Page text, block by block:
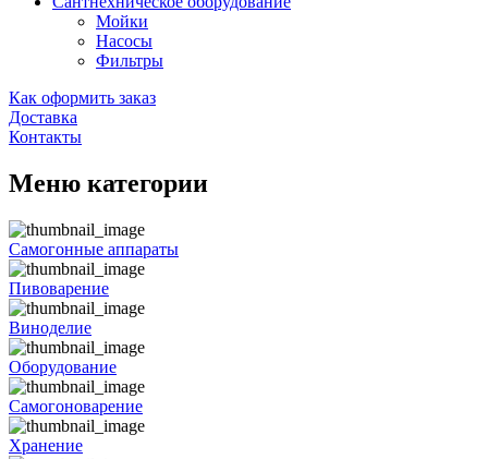
Мойки
Насосы
Фильтры
Как оформить заказ
Доставка
Контакты
Меню категории
Самогонные аппараты
Пивоварение
Виноделие
Оборудование
Самогоноварение
Хранение